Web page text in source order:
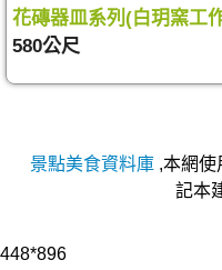
花磚器皿系列(白玥窯工
580公尺
景點美食資料庫,本網使
記本
448*896